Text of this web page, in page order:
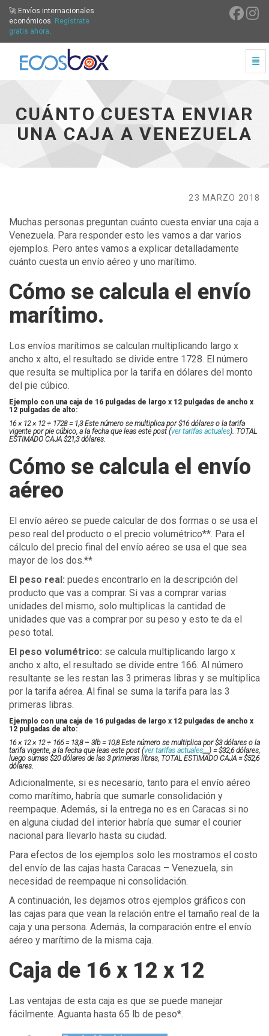
🚀 Envíos internacionales
económicos. Regístrate
gratis ahora.
Cuánto cuesta enviar una caja a Venezuela - ir a inicio
CUÁNTO CUESTA ENVIAR
UNA CAJA A VENEZUELA
23 MARZO 2018
Muchas personas preguntan cuánto cuesta enviar una caja a
Venezuela. Para responder esto les vamos a dar varios
ejemplos. Pero antes vamos a explicar detalladamente
cuánto cuesta un envío aéreo y uno marítimo.
Cómo se calcula el envío
marítimo.
Los envíos marítimos se calculan multiplicando largo x
ancho x alto, el resultado se divide entre 1728. El número
que resulta se multiplica por la tarifa en dólares del monto
del pie cúbico.
Ejemplo con una caja de 16 pulgadas de largo x 12 pulgadas de ancho x
12 pulgadas de alto:
16 × 12 × 12 ÷ 1728 = 1,3 Este número se multiplica por $16 dólares o la tarifa
vigente por pie cúbico, a la fecha que leas este post (ver tarifas actuales). TOTAL
ESTIMADO CAJA $21,3 dólares.
Cómo se calcula el envío
aéreo
El envío aéreo se puede calcular de dos formas o se usa el
peso real del producto o el precio volumétrico**. Para el
cálculo del precio final del envío aéreo se usa el que sea
mayor de los dos.**
El peso real: puedes encontrarlo en la descripción del
producto que vas a comprar. Si vas a comprar varias
unidades del mismo, solo multiplicas la cantidad de
unidades que vas a comprar por su peso y esto te da el
peso total.
El peso volumétrico: se calcula multiplicando largo x
ancho x alto, el resultado se divide entre 166. Al número
resultante se les restan las 3 primeras libras y se multiplica
por la tarifa aérea. Al final se suma la tarifa para las 3
primeras libras.
Ejemplo con una caja de 16 pulgadas de largo x 12 pulgadas de ancho x
12 pulgadas de alto:
16 × 12 × 12 ÷ 166 = 13,8 – 3lb = 10,8 Este número se multiplica por $3 dólares o la
tarifa vigente, a la fecha que leas este post (ver tarifas actuales__) = $32,6 dólares,
luego sumas $20 dólares de las 3 primeras libras, TOTAL ESTIMADO CAJA = $52,6
dólares.
Adicionalmente, si es necesario, tanto para el envío aéreo
como marítimo, habría que sumarle consolidación y
reempaque. Además, si la entrega no es en Caracas si no
en alguna ciudad del interior habría que sumar el courier
nacional para llevarlo hasta su ciudad.
Para efectos de los ejemplos solo les mostramos el costo
del envío de las cajas hasta Caracas – Venezuela, sin
necesidad de reempaque ni consolidación.
A continuación, les dejamos otros ejemplos gráficos con
las cajas para que vean la relación entre el tamaño real de la
caja y una persona. Además, la comparación entre el envío
aéreo y marítimo de la misma caja.
Caja de 16 x 12 x 12
Las ventajas de esta caja es que se puede manejar
fácilmente. Aguanta hasta 65 lb de peso*.